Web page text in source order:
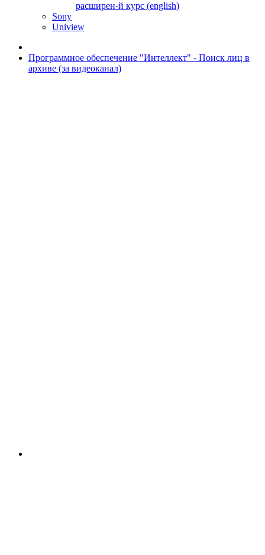
расширен-й курс (english)
Sony
Uniview
Программное обеспечение "Интеллект" - Поиск лиц в
архиве (за видеоканал)